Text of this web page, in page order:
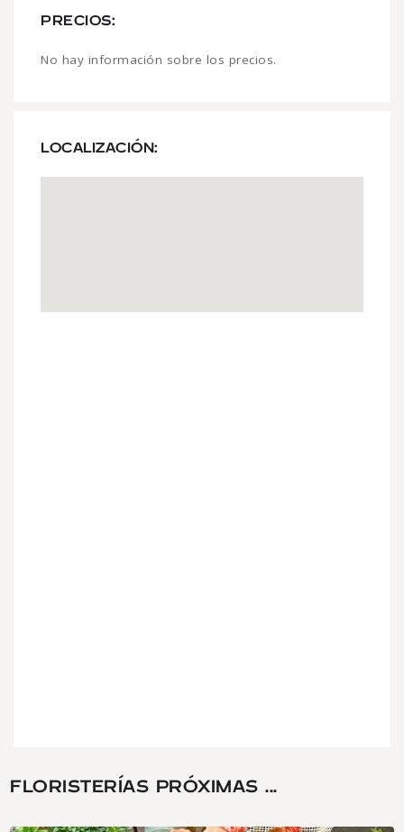
PRECIOS:
No hay información sobre los precios.
LOCALIZACIÓN:
FLORISTERÍAS PRÓXIMAS ...